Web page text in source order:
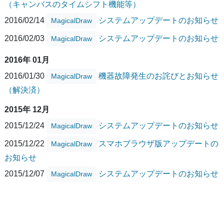
（キャンバスのタイムシフト機能等）
2016/02/14
MagicalDraw システムアップデートのお知らせ
2016/02/03 MagicalDraw システムアップデートのお知らせ
2016年 01月
2016/01/30
MagicalDraw
機器故障発生のお詫びとお知らせ
（解決済）
2015年 12月
2015/12/24
MagicalDraw システムアップデートのお知らせ
2015/12/22 MagicalDraw
スマホブラウザ版アップデートの
お知らせ
2015/12/07
MagicalDraw システムアップデートのお知らせ